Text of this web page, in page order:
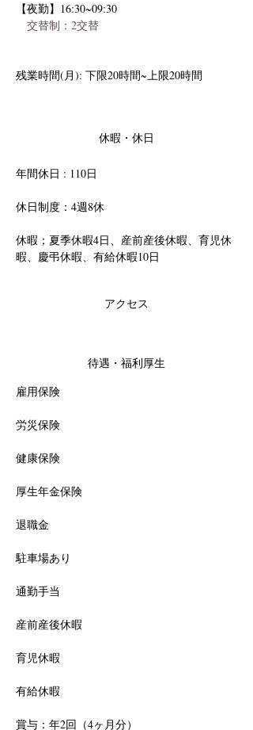
【夜勤】16:30~09:30
交替制：2交替
残業時間(月): 下限20時間~上限20時間
休暇・休日
年間休日 : 110日
休日制度：4週8休
休暇；夏季休暇4日、産前産後休暇、育児休
暇、慶弔休暇、有給休暇10日
アクセス
待遇・福利厚生
雇用保険
労災保険
健康保険
厚生年金保険
退職金
駐車場あり
通勤手当
産前産後休暇
育児休暇
有給休暇
賞与：年2回（4ヶ月分）